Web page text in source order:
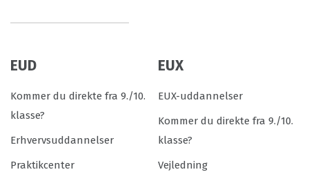
EUD
Kommer du direkte fra 9./10.
klasse?
Erhvervsuddannelser
Praktikcenter
EUX
EUX-uddannelser
Kommer du direkte fra 9./10.
klasse?
Vejledning